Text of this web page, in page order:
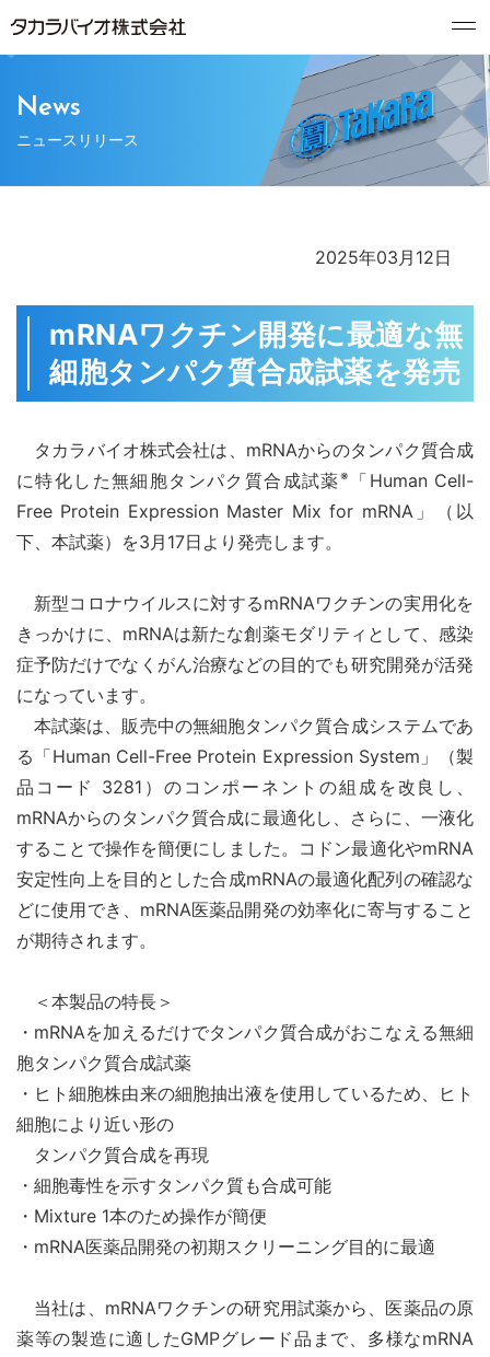
News
ニュースリリース
2025年03月12日
mRNAワクチン開発に最適な無
細胞タンパク質合成試薬を発売
タカラバイオ株式会社は、mRNAからのタンパク質合成
に特化した無細胞タンパク質合成試薬※
「Human Cell-
Free Protein Expression Master Mix for mRNA」（以
下、本試薬）を3月17日より発売します。
新型コロナウイルスに対するmRNAワクチンの実用化を
きっかけに、mRNAは新たな創薬モダリティとして、感染
症予防だけでなくがん治療などの目的でも研究開発が活発
になっています。
本試薬は、販売中の無細胞タンパク質合成システムであ
る「Human Cell-Free Protein Expression System」（製
品コード 3281）のコンポーネントの組成を改良し、
mRNAからのタンパク質合成に最適化し、さらに、一液化
することで操作を簡便にしました。コドン最適化やmRNA
安定性向上を目的とした合成mRNAの最適化配列の確認な
どに使用でき、mRNA医薬品開発の効率化に寄与すること
が期待されます。
＜本製品の特長＞
・mRNAを加えるだけでタンパク質合成がおこなえる無細
胞タンパク質合成試薬
・ヒト細胞株由来の細胞抽出液を使用しているため、ヒト
細胞により近い形の
タンパク質合成を再現
・細胞毒性を示すタンパク質も合成可能
・Mixture 1本のため操作が簡便
・mRNA医薬品開発の初期スクリーニング目的に最適
当社は、mRNAワクチンの研究用試薬から、医薬品の原
薬等の製造に適したGMPグレード品まで、多様なmRNA